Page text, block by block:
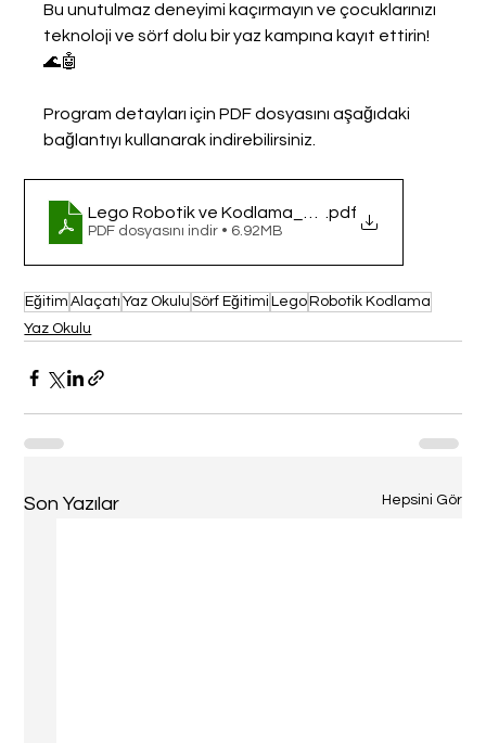
Bu unutulmaz deneyimi kaçırmayın ve çocuklarınızı
teknoloji ve sörf dolu bir yaz kampına kayıt ettirin!
🌊🤖
Program detayları için PDF dosyasını aşağıdaki
bağlantıyı kullanarak indirebilirsiniz.
Lego Robotik ve .pdf
PDF dosyasını indir • 6.92MB
Eğitim Alaçatı Yaz Okulu Sörf Eğitimi Lego Robotik Kodlama
Yaz Okulu
Son Yazılar Hepsini Gör